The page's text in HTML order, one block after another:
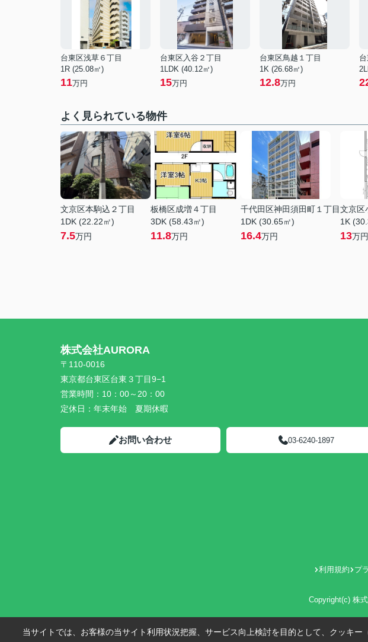
台東区浅草６丁目
1R (25.08㎡)
11万円
台東区入谷２丁目
1LDK (40.12㎡)
15万円
台東区鳥越１丁目
1K (26.68㎡)
12.8万円
よく見られている物件
文京区本駒込２丁目
1DK (22.22㎡)
7.5万円
板橋区成増４丁目
3DK (58.43㎡)
11.8万円
千代田区神田須田町１丁目
1DK (30.65㎡)
16.4万円
文京区
1K
13万円
株式会社AURORA
〒110-0016
東京都台東区台東３丁目9−1
営業時間： 10：00～20：00
定休日： 年末年始 夏期休暇
お問い合わせ 03-6240-1897
利用規約 プ
Copyright(c) 株
当サイトでは、お客様の当サイト利用状況把握、サービス向上検討を目的として、クッキー